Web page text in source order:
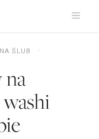
ŚLUB
na